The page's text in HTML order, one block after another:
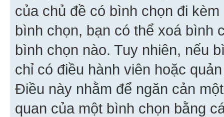
của chủ đề có bình chọn đi
bình chọn, bạn có thể xoá bình
bình chọn nào. Tuy nhiên, nếu
chỉ có điều hành viên hoặc
Điều này nhằm để ngăn cản
quan của một bình chọn bằng